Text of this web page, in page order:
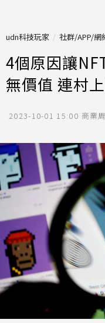
udn科技玩家 社群/APP/網
4個原因讓
無價值 連村
2023-10-01 15:00 商業